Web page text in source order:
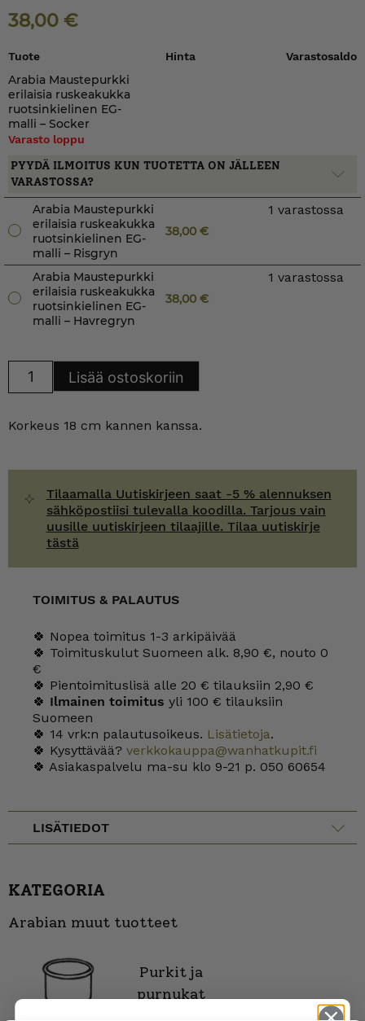
38,00 €
Tuote Hinta Varastosaldo
Arabia Maustepurkki
erilaisia ruskeakukka
ruotsinkielinen EG-
malli – Socker
Varasto loppu
PYYDÄ ILMOITUS KUN TUOTETTA ON JÄLLEEN
VARASTOSSA?
Arabia Maustepurkki
erilaisia ruskeakukka
ruotsinkielinen EG-
malli – Risgryn
38,00€
1 varastossa
Arabia Maustepurkki
erilaisia ruskeakukka
ruotsinkielinen EG-
malli – Havregryn
38,00€
1 varastossa
Maustepurkki
EG-
Lisää ostoskoriin
Korkeus 18 cm kannen kanssa.
Tilaamalla Uutiskirjeen saat -5 % alennuksen
sähköpostiisi tulevalla koodilla. Tarjous vain
uusille uutiskirjeen tilaajille. Tilaa uutiskirje
tästä
TOIMITUS & PALAUTUS
🍀 Nopea toimitus 1-3 arkipäivää
🍀 Toimituskulut Suomeen alk. 8,90 €, nouto 0
€
🍀 Pientoimituslisä alle 20 € tilauksiin 2,90 €
🍀 Ilmainen toimitus yli 100 € tilauksiin
Suomeen
🍀 14 vrk:n palautusoikeus. Lisätietoja.
🍀 Kysyttävää? verkkokauppa@wanhatkupit.fi
🍀 Asiakaspalvelu ma-su klo 9-21 p. 050 60654
LISÄTIEDOT
KATEGORIA
Arabian muut tuotteet
Purkit ja
purnukat